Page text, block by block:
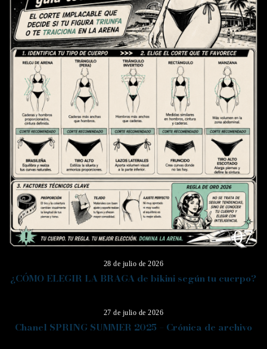
07
28 de julio de 2026
¿CÓMO ELEGIR LA BRAGA de bikini según tu cuerpo?
08
27 de julio de 2026
Chanel SPRING SUMMER 2025 – Crónica de archivo
09